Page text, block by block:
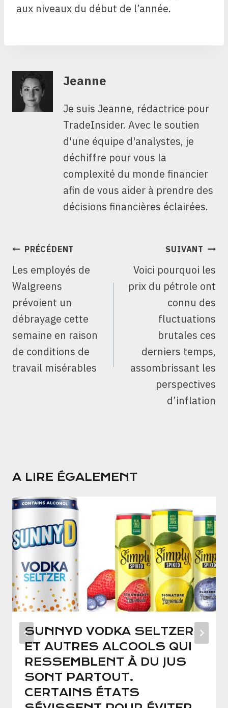
aux niveaux du début de l’année.
Jeanne
Je suis Jeanne, rédactrice pour
TradeInsider. Avec le soutien
d'une équipe d'analystes, je
déchiffre pour vous la
complexité du monde financier
afin de vous aider à prendre des
décisions financières éclairées.
NAVIGATION
L’ARTICLE
PRÉCÉDENT
Les employés de
Walgreens
prévoient un
débrayage cette
semaine en raison
de conditions de
travail misérables
SUIVANT
Voici pourquoi les
prix du pétrole ont
connu des
fluctuations
brutales ces
derniers temps,
assombrissant les
perspectives
d’inflation
A LIRE ÉGALEMENT
SUNNYD VODKA SELTZER
ET AUTRES ALCOOLS QUI
RESSEMBLENT À DU JUS
SONT PARTOUT.
CERTAINS ÉTATS